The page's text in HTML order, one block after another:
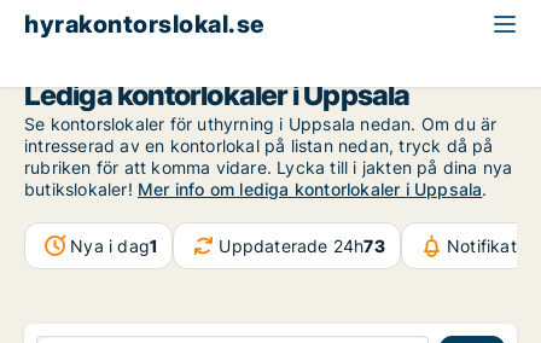
hyrakontorslokal.se
Lediga kontorlokaler i Uppsala
Se kontorslokaler för uthyrning i Uppsala nedan. Om du är
intresserad av en kontorlokal på listan nedan, tryck då på
rubriken för att komma vidare. Lycka till i jakten på dina nya
butikslokaler! Mer info om lediga kontorlokaler i Uppsala.
Nya i dag1 Uppdaterade 24h73